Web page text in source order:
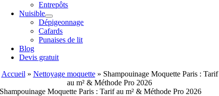
Entrepôts
Nuisible
Dépigeonnage
Cafards
Punaises de lit
Blog
Devis gratuit
Accueil » Nettoyage moquette» Shampouinage Moquette Paris : Tarif
au m² & Méthode Pro 2026
Shampouinage Moquette Paris : Tarif au m² & Méthode Pro 2026